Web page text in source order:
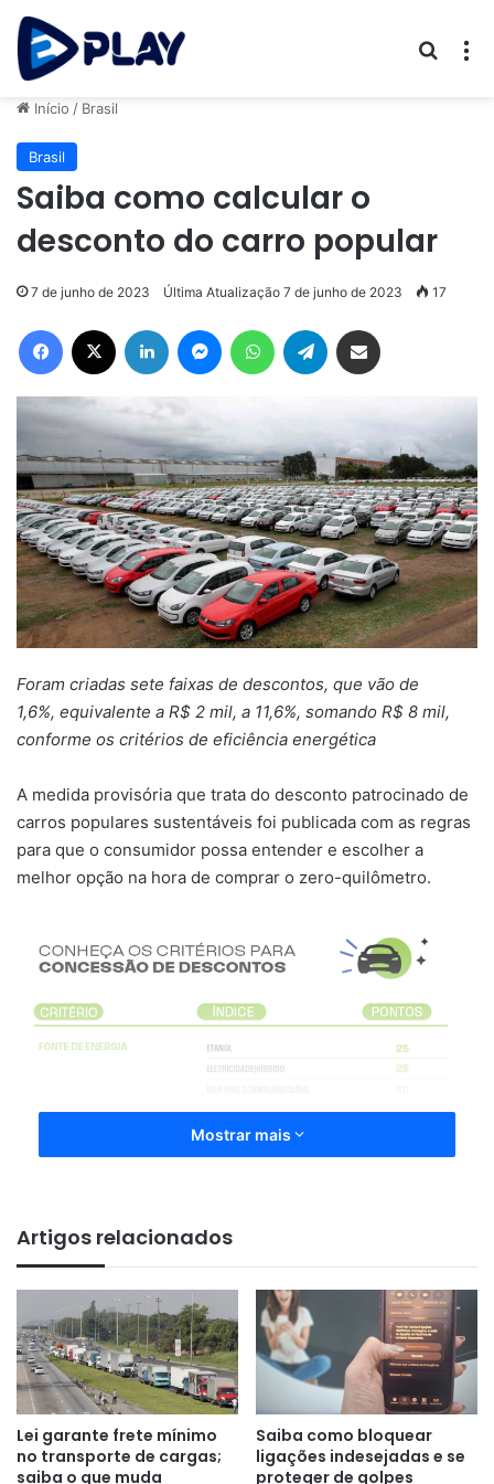
Início / Brasil
Brasil
Saiba como calcular o
desconto do carro popular
7 de junho de 2023 Última Atualização 7 de junho de 2023 17
Facebook Linkedin MessengerWhatsAppTelegram
Foram criadas sete faixas de descontos, que vão de
1,6%, equivalente a R$ 2 mil, a 11,6%, somando R$ 8 mil,
conforme os critérios de eficiência energética
A medida provisória que trata do desconto patrocinado de
carros populares sustentáveis foi publicada com as regras
para que o consumidor possa entender e escolher a
melhor opção na hora de comprar o zero-quilômetro.
Foram criadas sete faixas de descontos, que vão de 1,6%,
equivalente a R$ 2 mil, a 11,6%, somando R$ 8 mil,
Mostrar mais
Artigos relacionados
Lei garante frete mínimo
no transporte de cargas;
saiba o que muda
Saiba como bloquear
ligações indesejadas e se
proteger de golpes